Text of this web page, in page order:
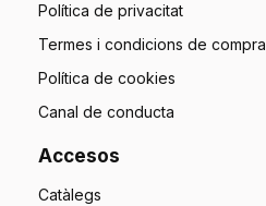
Política de privacitat
Termes i condicions de compra
Política de cookies
Canal de conducta
Accesos
Catàlegs